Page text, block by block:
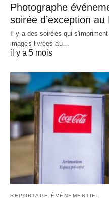
Photographe
soirée d’exception
Il y a des soirées qui
images livrées au…
il y a 5 mois
REPORTAGE ÉVÉNEMENTIEL